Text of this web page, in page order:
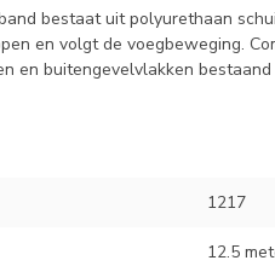
bestaat uit polyurethaan
en volgt de voegbeweging.
en buitengevelvlakken
1217
12.5